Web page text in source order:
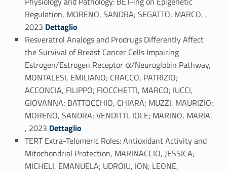
Regulation, MORENO, SANDRA; SEGATTO, MARCO, ,
2023 Link identifier #identifier_person_29365-10
Dettaglio
Resveratrol Analogs and Prodrugs Differently Affect
the Survival of Breast Cancer Cells Impairing
Estrogen/Estrogen Receptor α/Neuroglobin Pathway,
MONTALESI, EMILIANO; CRACCO, PATRIZIO;
ACCONCIA, FILIPPO; FIOCCHETTI, MARCO; IUCCI,
GIOVANNA; BATTOCCHIO, CHIARA; MUZZI, MAURIZIO;
MORENO, SANDRA; VENDITTI, IOLE; MARINO, MARIA,
, 2023 Link identifier #identifier_person_96929-11
Dettaglio
TERT Extra-Telomeric Roles: Antioxidant Activity and
Mitochondrial Protection, MARINACCIO, JESSICA;
MICHELI, EMANUELA; UDROIU, ION; LEONE,